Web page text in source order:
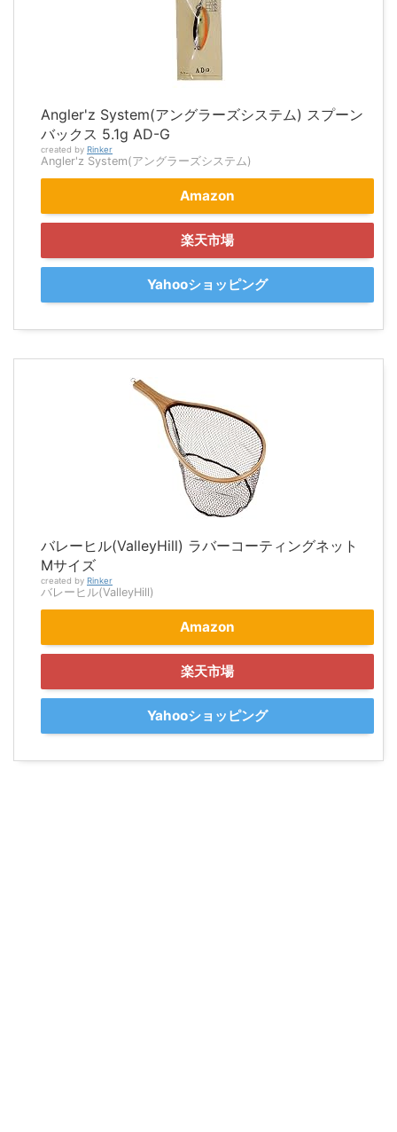
Angler'z System(アングラーズシステム) スプーン
バックス 5.1g AD-G
created by Rinker
Angler'z System(アングラーズシステム)
Amazon
楽天市場
Yahooショッピング
バレーヒル(ValleyHill) ラバーコーティングネット
Mサイズ
created by Rinker
バレーヒル(ValleyHill)
Amazon
楽天市場
Yahooショッピング